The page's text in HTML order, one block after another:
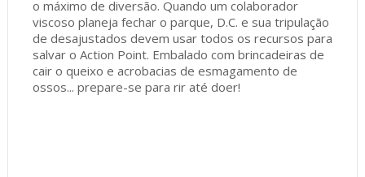
o máximo de diversão. Quando um colaborador
viscoso planeja fechar o parque, D.C. e sua tripulação
de desajustados devem usar todos os recursos para
salvar o Action Point. Embalado com brincadeiras de
cair o queixo e acrobacias de esmagamento de
ossos... prepare-se para rir até doer!